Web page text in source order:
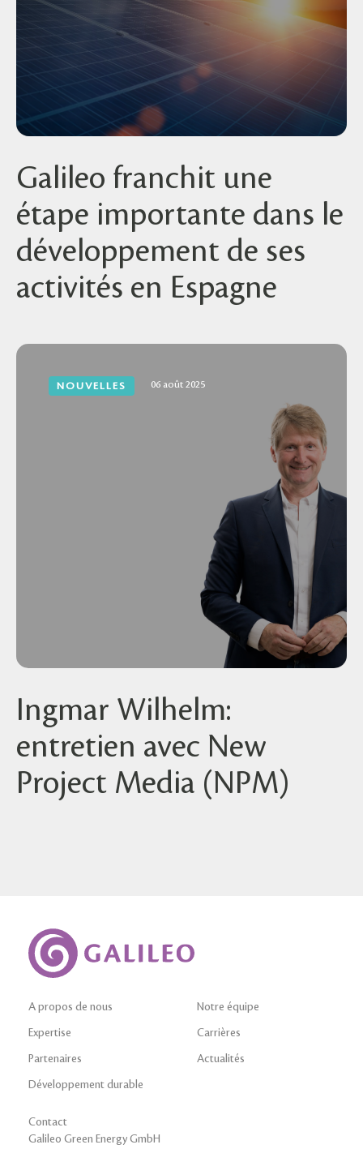
Galileo franchit une
étape importante dans le
développement de ses
activités en Espagne
NOUVELLES 06 août 2025
Ingmar Wilhelm:
entretien avec New
Project Media (NPM)
A propos de nous
Expertise
Partenaires
Développement durable
Notre équipe
Carrières
Actualités
Contact
Galileo Green Energy GmbH